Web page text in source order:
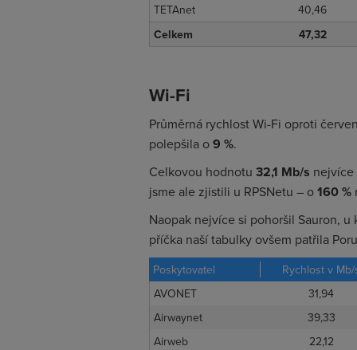
TETAnet
40,46
Celkem
47,32
Wi-Fi
Průměrná rychlost Wi-Fi oproti
polepšila o9 %.
Celkovou hodnotu 32,1 Mb/s nejvíce
jsme ale zjistili u RPSNetu – o160 %
Naopak nejvíce si pohoršil Sauron,
příčka naší tabulky ovšem patřila
Poskytovatel Rychlost v Mb/
AVONET
31,94
Airwaynet
39,33
Airweb
22,12